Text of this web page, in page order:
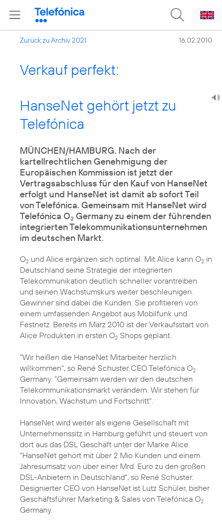
Zurück zu Archiv 2021 16.02.2010
Verkauf perfekt:
HanseNet gehört jetzt zu
Telefónica
MÜNCHEN/HAMBURG. Nach der
kartellrechtlichen Genehmigung der
Europäischen Kommission ist jetzt der
Vertragsabschluss für den Kauf von HanseNet
erfolgt und HanseNet ist damit ab sofort Teil
von Telefónica. Gemeinsam mit HanseNet wird
Telefónica O2 Germany zu einem der führenden
integrierten Telekommunikationsunternehmen
im deutschen Markt.
O2 und Alice ergänzen sich optimal. Mit Alice kann O2 in
Deutschland seine Strategie der integrierten
Telekommunikation deutlich schneller vorantreiben
und seinen Wachstumskurs weiter beschleunigen.
Gewinner sind dabei die Kunden. Sie profitieren von
einem umfassenden Angebot aus Mobilfunk und
Festnetz. Bereits im März 2010 ist der Verkaufsstart von
Alice Produkten in ersten O2 Shops geplant.
"Wir heißen die HanseNet Mitarbeiter herzlich
willkommen", so René Schuster CEO Telefónica O2
Germany. "Gemeinsam werden wir den deutschen
Telekommunikationsmarkt verändern. Wir stehen für
Innovation, Wachstum und Fortschritt".
HanseNet wird weiter als eigene Gesellschaft mit
Unternehmenssitz in Hamburg geführt und steuert von
dort aus das DSL Geschäft unter der Marke Alice.
"HanseNet gehört mit über 2 Mio Kunden und einem
Jahresumsatz von über einer Mrd. Euro zu den großen
DSL-Anbietern in Deutschland", so René Schuster.
Designierter CEO von HanseNet ist Lutz Schüler, bisher
Geschäftsführer Marketing & Sales von Telefónica O2
Germany.